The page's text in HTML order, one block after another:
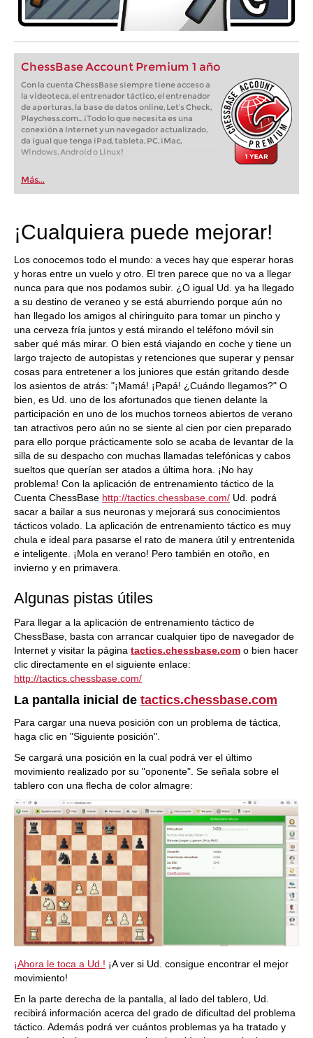
ChessBase Account Premium 1 año
Con la cuenta ChessBase siempre tiene acceso a
la videoteca, el entrenador táctico, el entrenador
de aperturas, la base de datos online, Let’s Check,
Playchess.com... ¡Todo lo que necesita es una
conexión a Internet y un navegador actualizado,
da igual que tenga iPad, tableta, PC, iMac,
Windows, Android o Linux!
Más...
¡Cualquiera puede mejorar!
Los conocemos todo el mundo: a veces hay que esperar horas
y horas entre un vuelo y otro. El tren parece que no va a llegar
nunca para que nos podamos subir. ¿O igual Ud. ya ha llegado
a su destino de veraneo y se está aburriendo porque aún no
han llegado los amigos al chiringuito para tomar un pincho y
una cerveza fría juntos y está mirando el teléfono móvil sin
saber qué más mirar. O bien está viajando en coche y tiene un
largo trajecto de autopistas y retenciones que superar y pensar
cosas para entretener a los juniores que están gritando desde
los asientos de atrás: "¡Mamá! ¡Papá! ¿Cuándo llegamos?" O
bien, es Ud. uno de los afortunados que tienen delante la
participación en uno de los muchos torneos abiertos de verano
tan atractivos pero aún no se siente al cien por cien preparado
para ello porque prácticamente solo se acaba de levantar de la
silla de su despacho con muchas llamadas telefónicas y cabos
sueltos que querían ser atados a última hora. ¡No hay
problema! Con la aplicación de entrenamiento táctico de la
Cuenta ChessBase http://tactics.chessbase.com/ Ud. podrá
sacar a bailar a sus neuronas y mejorará sus conocimientos
tácticos volado. La aplicación de entrenamiento táctico es muy
chula e ideal para pasarse el rato de manera útil y entrentenida
e inteligente. ¡Mola en verano! Pero también en otoño, en
invierno y en primavera.
Algunas pistas útiles
Para llegar a la aplicación de entrenamiento táctico de
ChessBase, basta con arrancar cualquier tipo de navegador de
Internet y visitar la página tactics.chessbase.com o bien hacer
clic directamente en el siguiente enlace:
http://tactics.chessbase.com/
La pantalla inicial de tactics.chessbase.com
Para cargar una nueva posición con un problema de táctica,
haga clic en "Siguiente posición".
Se cargará una posición en la cual podrá ver el último
movimiento realizado por su "oponente". Se señala sobre el
tablero con una flecha de color almagre:
¡Ahora le toca a Ud.! ¡A ver si Ud. consigue encontrar el mejor
movimiento!
En la parte derecha de la pantalla, al lado del tablero, Ud.
recibirá información acerca del grado de dificultad del problema
táctico. Además podrá ver cuántos problemas ya ha tratado y